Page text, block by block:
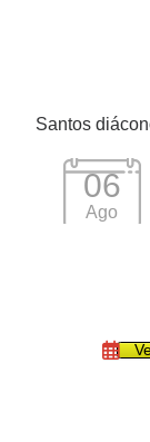
Santos
06
Ago